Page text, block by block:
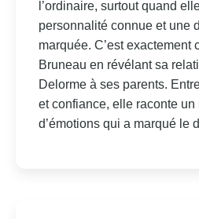
l’ordinaire, surtout quand
personnalité connue et une
marquée. C’est exactement
Bruneau en révélant sa
Delorme à ses parents.
et confiance, elle raconte un
d’émotions qui a marqué le